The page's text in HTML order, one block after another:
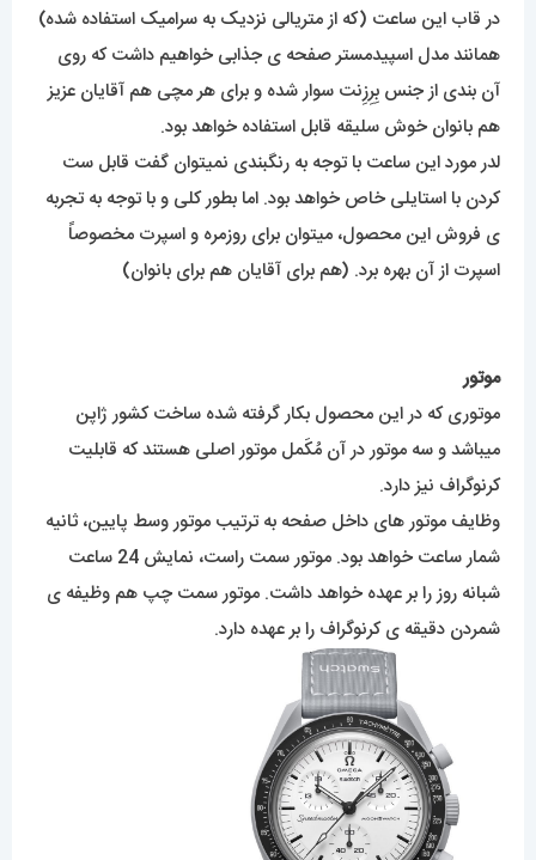
در قاب این ساعت (که از متریالی نزدیک به سرامیک استفاده شده)
همانند مدل اسپیدمستر صفحه ی جذابی خواهیم داشت که روی
آن بندی از جنس بِرِزِنت سوار شده و برای هر مچی هم آقایان عزیز
هم بانوان خوش سلیقه قابل استفاده خواهد بود.
لدر مورد این ساعت با توجه به رنگبندی نمیتوان گفت قابل ست
کردن با استایلی خاص خواهد بود. اما بطور کلی و با توجه به تجربه
ی فروش این محصول، میتوان برای روزمره و اسپرت مخصوصاً
اسپرت از آن بهره برد. (هم برای آقایان هم برای بانوان)
موتور
موتوری که در این محصول بکار گرفته شده ساخت کشور ژاپن
میباشد و سه موتور در آن مُکَمل موتور اصلی هستند که قابلیت
کرنوگراف نیز دارد.
وظایف موتور های داخل صفحه به ترتیب موتور وسط پایین، ثانیه
شمار ساعت خواهد بود. موتور سمت راست، نمایش 24 ساعت
شبانه روز را بر عهده خواهد داشت. موتور سمت چپ هم وظیفه ی
شمردن دقیقه ی کرنوگراف را بر عهده دارد.